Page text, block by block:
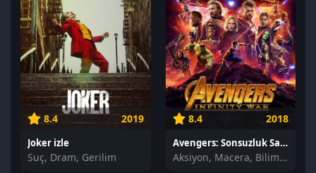
8.4 2019
Joker izle
Suç, Dram, Gerilim
8.4 2018
Avengers: Sonsuzluk Savaşı izle
Aksiyon, Macera, Bilim Kurgu